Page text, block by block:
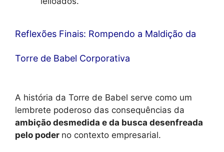
Reflexões Finais: Rompendo a Maldição da
Torre de Babel Corporativa
A história da Torre de Babel serve como um
lembrete poderoso das consequências da
ambição desmedida e da busca desenfreada
pelo poder no contexto empresarial.